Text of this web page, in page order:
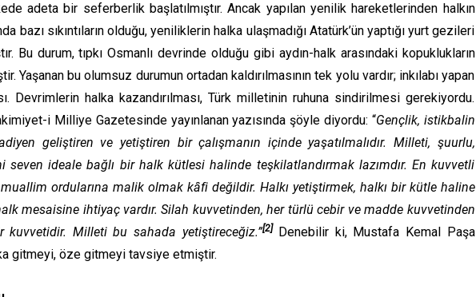
adeta bir seferberlik başlatılmıştır. Ancak yapılan yenilik hareketlerinden halkın
bazı sıkıntıların olduğu, yeniliklerin halka ulaşmadığı Atatürk’ün yaptığı yurt gezileri
Bu durum, tıpkı Osmanlı devrinde olduğu gibi aydın-halk arasındaki kopuklukların
Yaşanan bu olumsuz durumun ortadan kaldırılmasının tek yolu vardır; inkılabı yapan
Devrimlerin halka kazandırılması, Türk milletinin ruhuna sindirilmesi gerekiyordu.
i Milliye Gazetesinde yayınlanan yazısında şöyle diyordu: “Gençlik, istikbalin
geliştiren ve yetiştiren bir çalışmanın içinde yaşatılmalıdır. Milleti, şuurlu,
seven ideale bağlı bir halk kütlesi halinde teşkilatlandırmak lazımdır. En kuvvetli
ordularına malik olmak kâfi değildir. Halkı yetiştirmek, halkı bir kütle haline
mesaisine ihtiyaç vardır. Silah kuvvetinden, her türlü cebir ve madde kuvvetinden
kuvvetidir. Milleti bu sahada yetiştireceğiz.”[2]Denebilir ki, Mustafa Kemal Paşa
gitmeyi, öze gitmeyi tavsiye etmiştir.